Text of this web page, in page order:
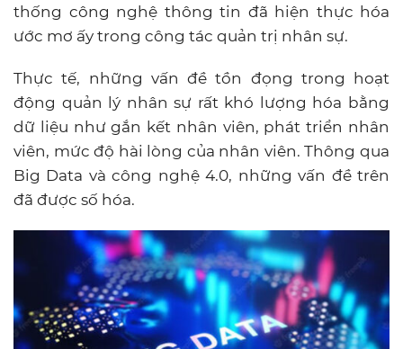
thống công nghệ thông tin đã hiện thực hóa
ước mơ ấy trong công tác quản trị nhân sự.
Thực tế, những vấn đề tồn đọng trong hoạt
động quản lý nhân sự rất khó lượng hóa bằng
dữ liệu như gắn kết nhân viên, phát triển nhân
viên, mức độ hài lòng của nhân viên. Thông qua
Big Data và công nghệ 4.0, những vấn đề trên
đã được số hóa.